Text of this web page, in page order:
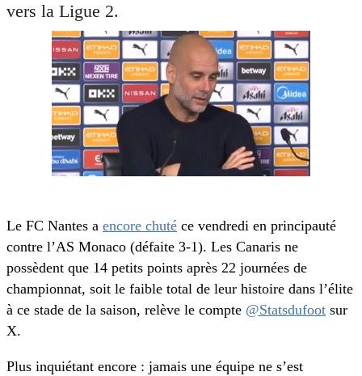
vers la Ligue 2.
Le FC Nantes a encore chuté ce vendredi en principauté
contre l’AS Monaco (défaite 3-1). Les Canaris ne
possèdent que 14 petits points après 22 journées de
championnat, soit le faible total de leur histoire dans l’élite
à ce stade de la saison, relève le compte @Statsdufoot sur
X.
Plus inquiétant encore : jamais une équipe ne s’est